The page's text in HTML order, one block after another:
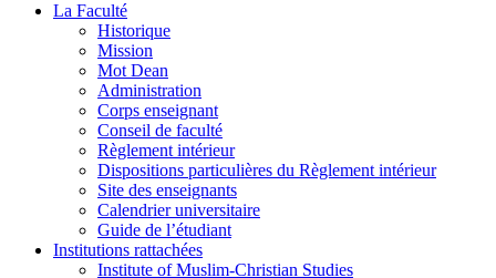
La Faculté
Historique
Mission
Mot Dean
Administration
Corps enseignant
Conseil de faculté
Règlement intérieur
Dispositions particulières du Règlement intérieur
Site des enseignants
Calendrier universitaire
Guide de l’étudiant
Institutions rattachées
Institute of Muslim-Christian Studies